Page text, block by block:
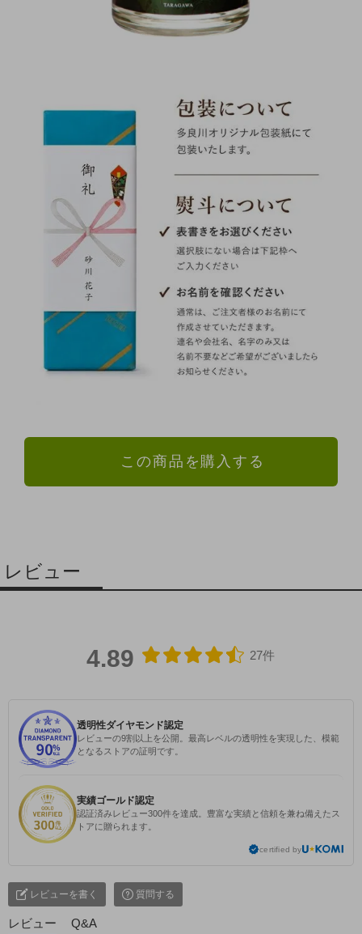
この商品を購入する
レビュー
4.89 27件
透明性ダイヤモンド認定
レビューの9割以上を公開。最高レベルの透明性を実現した、模範
となるストアの証明です。
実績ゴールド認定
認証済みレビュー300件を達成。豊富な実績と信頼を兼ね備えたス
トアに贈られます。
certified by
レビューを書く 質問する
レビュー Q&A